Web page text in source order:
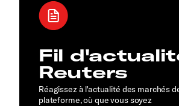
Fil
Reuters
Réagissez à l'actualité des marchés
plateforme, où que vous soyez